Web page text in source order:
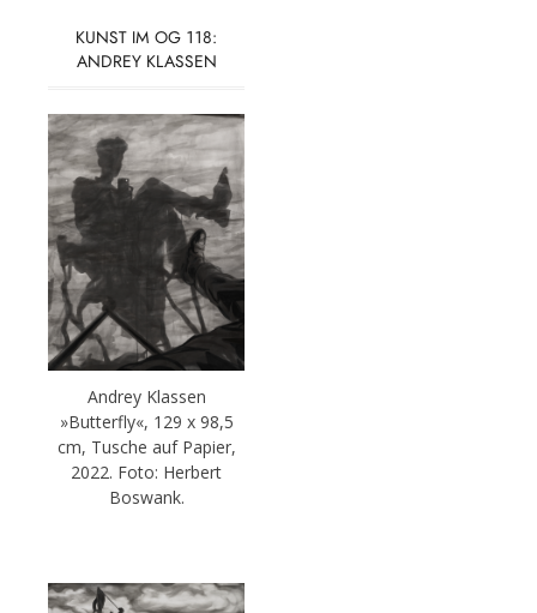
KUNST IM OG 118:
ANDREY KLASSEN
Andrey Klassen
»Butterfly«, 129 x 98,5
cm, Tusche auf Papier,
2022. Foto: Herbert
Boswank.